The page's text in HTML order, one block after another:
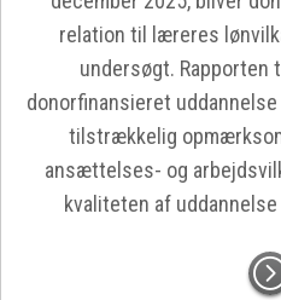
relation til læreres
undersøgt. Rapporten
donorfinansieret
tilstrækkelig
ansættelses- og
kvaliteten af